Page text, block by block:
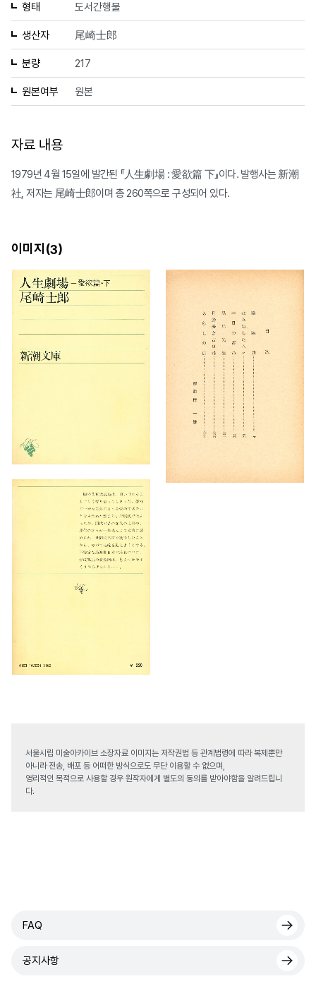
형태 도서간행물
생산자 尾崎士郎
분량 217
원본여부 원본
자료 내용
1979년 4월 15일에 발간된 『人生劇場 : 愛欲篇 下』이다. 발행사는 新潮
社, 저자는 尾崎士郎이며 총 260쪽으로 구성되어 있다.
이미지(3)
서울시립 미술아카이브 소장자료 이미지는 저작권법 등 관계법령에 따라 복제뿐만
아니라 전송, 배포 등 어떠한 방식으로도 무단 이용할 수 없으며,
영리적인 목적으로 사용할 경우 원작자에게 별도의 동의를 받아야함을 알려드립니
다.
FAQ
공지사항